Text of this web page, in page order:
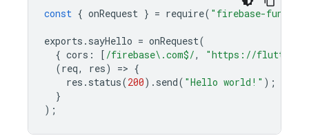
const { onRequest } = require( "firebase-
exports . sayHello = onRequest(
{ cors : [ /firebase\.com$/,
"https://
(req, res) => {
res . status(200). send( "Hello world!" );
}
);